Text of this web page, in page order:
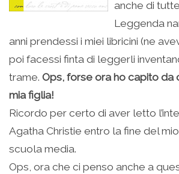
anche di
Leggenda
anni prendessi i miei libricini (ne
poi facessi finta di leggerli
trame. Ops, forse ora ho capito da
mia figlia!
Ricordo per certo di aver letto
Agatha Christie entro la fine del
scuola media.
Ops, ora che ci penso anche a